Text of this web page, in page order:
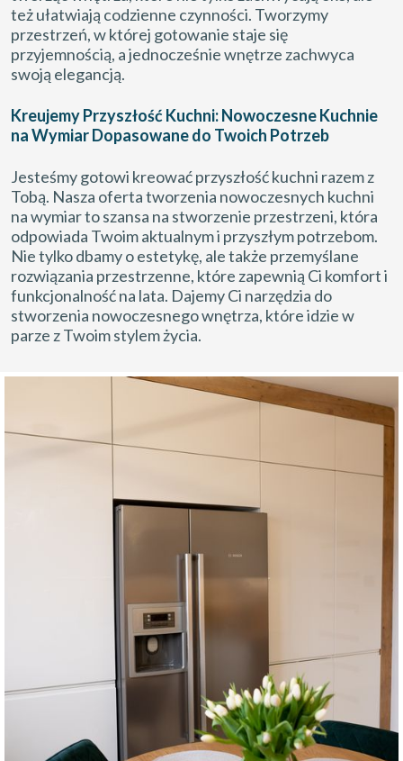
też ułatwiają codzienne czynności. Tworzymy
przestrzeń, w której gotowanie staje się
przyjemnością, a jednocześnie wnętrze zachwyca
swoją elegancją.
Kreujemy Przyszłość Kuchni: Nowoczesne Kuchnie
na Wymiar Dopasowane do Twoich Potrzeb
Jesteśmy gotowi kreować przyszłość kuchni razem z
Tobą. Nasza oferta tworzenia nowoczesnych kuchni
na wymiar to szansa na stworzenie przestrzeni, która
odpowiada Twoim aktualnym i przyszłym potrzebom.
Nie tylko dbamy o estetykę, ale także przemyślane
rozwiązania przestrzenne, które zapewnią Ci komfort i
funkcjonalność na lata. Dajemy Ci narzędzia do
stworzenia nowoczesnego wnętrza, które idzie w
parze z Twoim stylem życia.